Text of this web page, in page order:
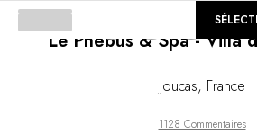
Le Phébus & Spa - Villa
Joucas, France
1128 Commentaires